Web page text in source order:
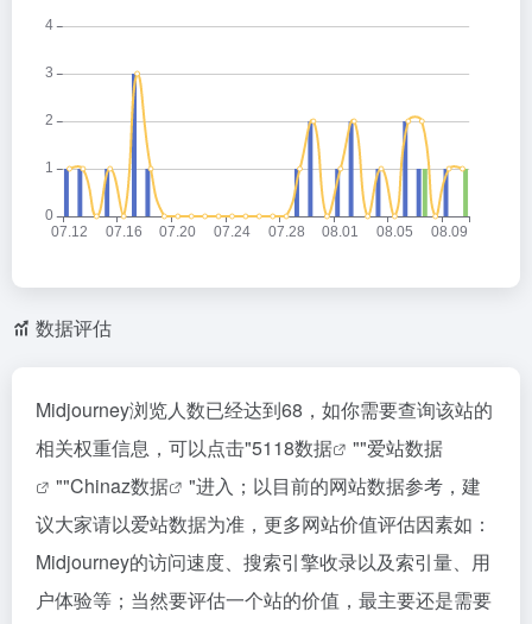
数据评估
Midjourney浏览人数已经达到68，如你需要查询该站的
相关权重信息，可以点击"5118数据 ""爱站数据
""Chinaz数据
"进入；以目前的网站数据参考，建
议大家请以爱站数据为准，更多网站价值评估因素如：
Midjourney的访问速度、搜索引擎收录以及索引量、用
户体验等；当然要评估一个站的价值，最主要还是需要